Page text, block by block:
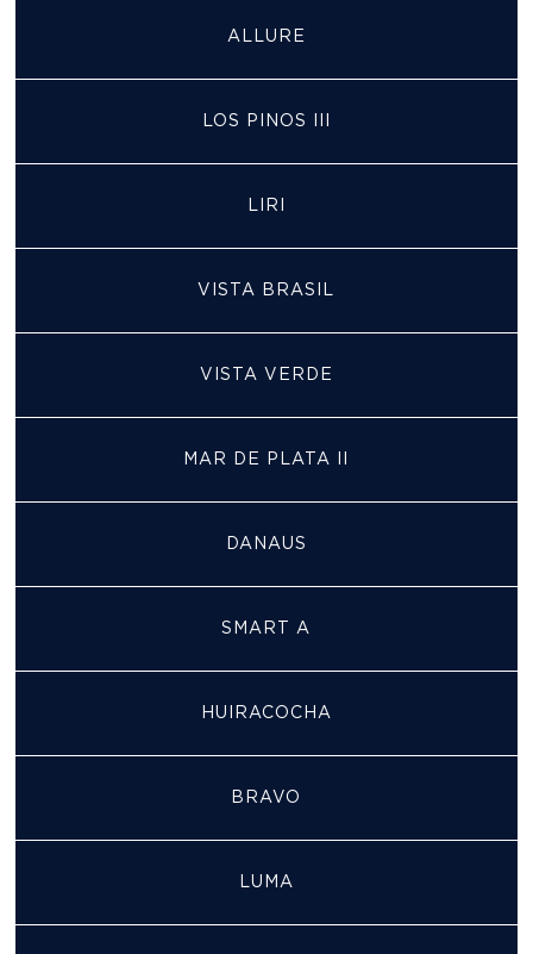
ALLURE
LOS PINOS III
LIRI
VISTA BRASIL
VISTA VERDE
MAR DE PLATA II
DANAUS
SMART A
HUIRACOCHA
BRAVO
LUMA